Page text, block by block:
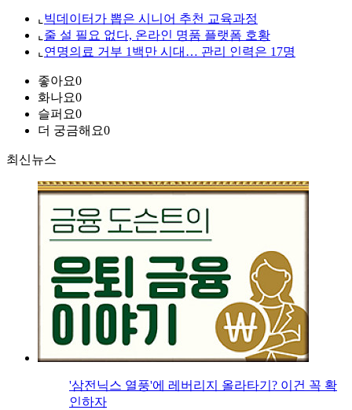
⌞ 빅데이터가 뽑은 시니어 추천 교육과정
⌞ 줄 설 필요 없다, 온라인 명품 플랫폼 호황
⌞ 연명의료 거부 1백만 시대… 관리 인력은 17명
좋아요0
화나요0
슬퍼요0
더 궁금해요0
최신뉴스
'삼전닉스 열풍'에 레버리지 올라타기? 이건 꼭 확
인하자